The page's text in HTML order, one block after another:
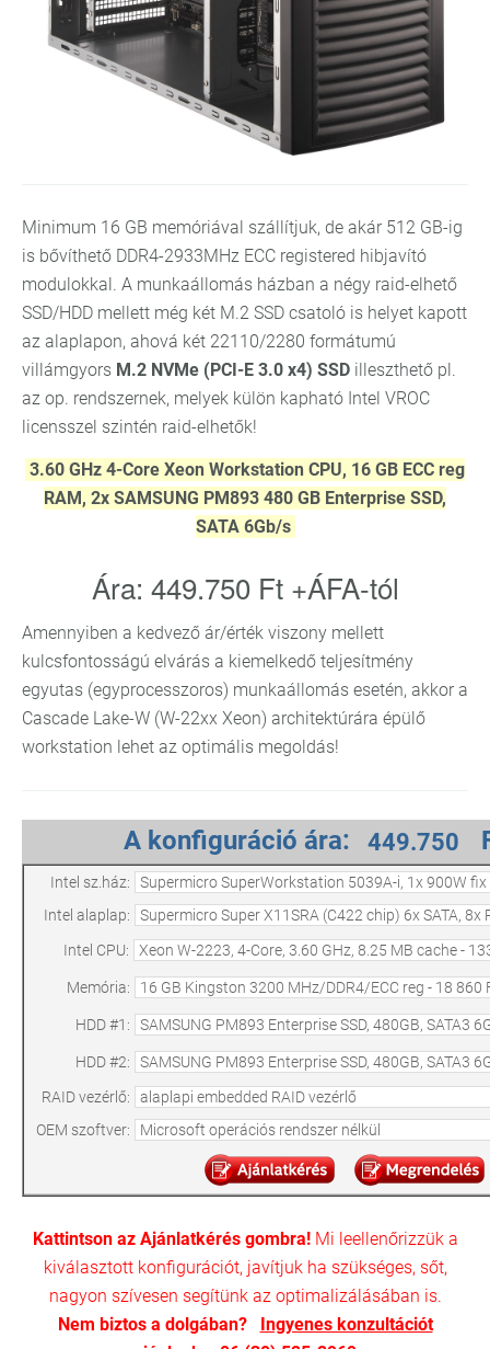
Minimum 16 GB memóriával szállítjuk, de akár 512 GB-ig
is bővíthető DDR4-2933MHz ECC registered hibjavító
modulokkal. A munkaállomás házban a négy raid-elhető
SSD/HDD mellett még két M.2 SSD csatoló is helyet kapott
az alaplapon, ahová két 22110/2280 formátumú
villámgyors M.2 NVMe (PCI-E 3.0 x4) SSD illeszthető pl.
az op. rendszernek, melyek külön kapható Intel VROC
licensszel szintén raid-elhetők!
3.60 GHz 4-Core Xeon Workstation CPU, 16 GB ECC reg
RAM, 2x SAMSUNG PM893 480 GB Enterprise SSD,
SATA 6Gb/s
Ára: 449.750 Ft +ÁFA-tól
Amennyiben a kedvező ár/érték viszony mellett
kulcsfontosságú elvárás a kiemelkedő teljesítmény
egyutas (egyprocesszoros) munkaállomás esetén, akkor a
Cascade Lake-W (W-22xx Xeon) architektúrára épülő
workstation lehet az optimális megoldás!
A konfiguráció ára:
Intel sz.ház:
Intel alaplap:
Intel CPU:
Memória:
HDD #1:
HDD #2:
RAID vezérlő:
OEM szoftver:
Kattintson az Ajánlatkérés gombra!Mi leellenőrizzük a
kiválasztott konfigurációt, javítjuk ha szükséges, sőt,
nagyon szívesen segítünk az optimalizálásában is.
Nem biztos a dolgában? Ingyenes konzultációt